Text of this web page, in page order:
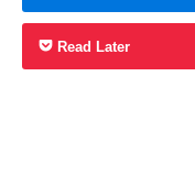
Read Later